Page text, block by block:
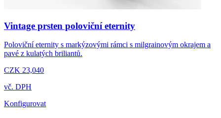
Vintage prsten poloviční eternity
Poloviční eternity s markýzovými rámci s milgrainovým okrajem a
pavé z kulatých briliantů.
CZK 23,040
vč. DPH
Konfigurovat